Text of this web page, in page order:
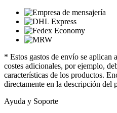
* Estos gastos de envío se aplican
costes adicionales, por ejemplo,
características de los productos.
directamente en la descripción del
Ayuda y Soporte